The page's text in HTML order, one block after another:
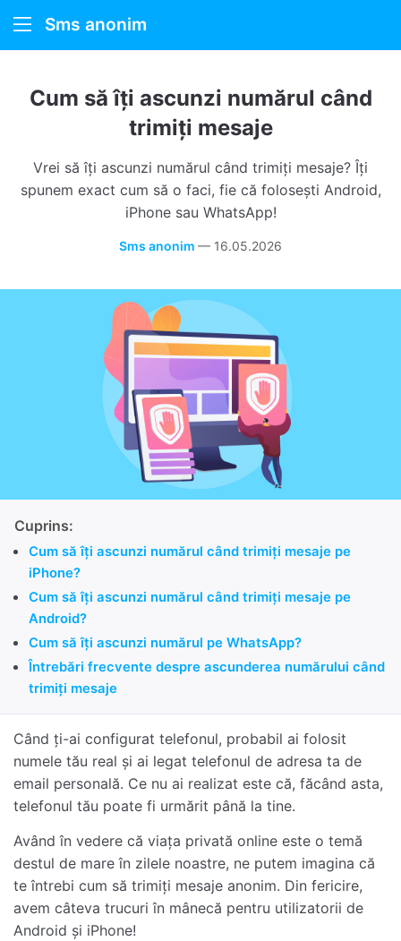
Sms anonim
Cum funcționează
Cum să îți ascunzi numărul când
trimiți mesaje
Vrei să îți ascunzi numărul când trimiți mesaje? Îți
spunem exact cum să o faci, fie că folosești Android,
iPhone sau WhatsApp!
Sms anonim — 16.05.2026
Cuprins:
Cum să îți ascunzi numărul când trimiți mesaje pe
iPhone?
Cum să îți ascunzi numărul când trimiți mesaje pe
Android?
Cum să îți ascunzi numărul pe WhatsApp?
Întrebări frecvente despre ascunderea numărului când
trimiți mesaje
Când ți-ai configurat telefonul, probabil ai folosit
numele tău real și ai legat telefonul de adresa ta de
email personală. Ce nu ai realizat este că, făcând asta,
telefonul tău poate fi urmărit până la tine.
Având în vedere că viața privată online este o temă
destul de mare în zilele noastre, ne putem imagina că
te întrebi cum să trimiți mesaje anonim. Din fericire,
avem câteva trucuri în mânecă pentru utilizatorii de
Android și iPhone!